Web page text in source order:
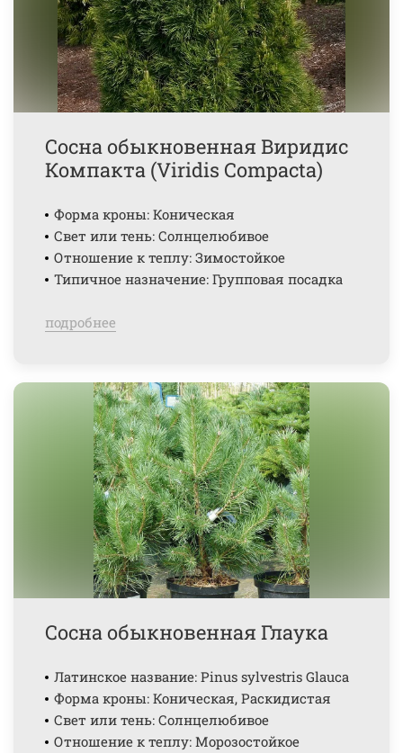
Сосна обыкновенная Виридис
Компакта (Viridis Compacta)
Форма кроны: Коническая
Свет или тень: Солнцелюбивое
Отношение к теплу: Зимостойкое
Типичное назначение: Групповая посадка
подробнее
Сосна обыкновенная Глаука
Латинское название: Pinus sylvestris Glauca
Форма кроны: Коническая, Раскидистая
Свет или тень: Солнцелюбивое
Отношение к теплу: Морозостойкое